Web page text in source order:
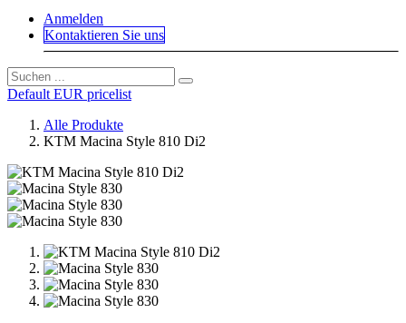
Anmelden
Kontaktieren Sie uns
Default EUR pricelist
Alle Produkte
KTM Macina Style 810 Di2